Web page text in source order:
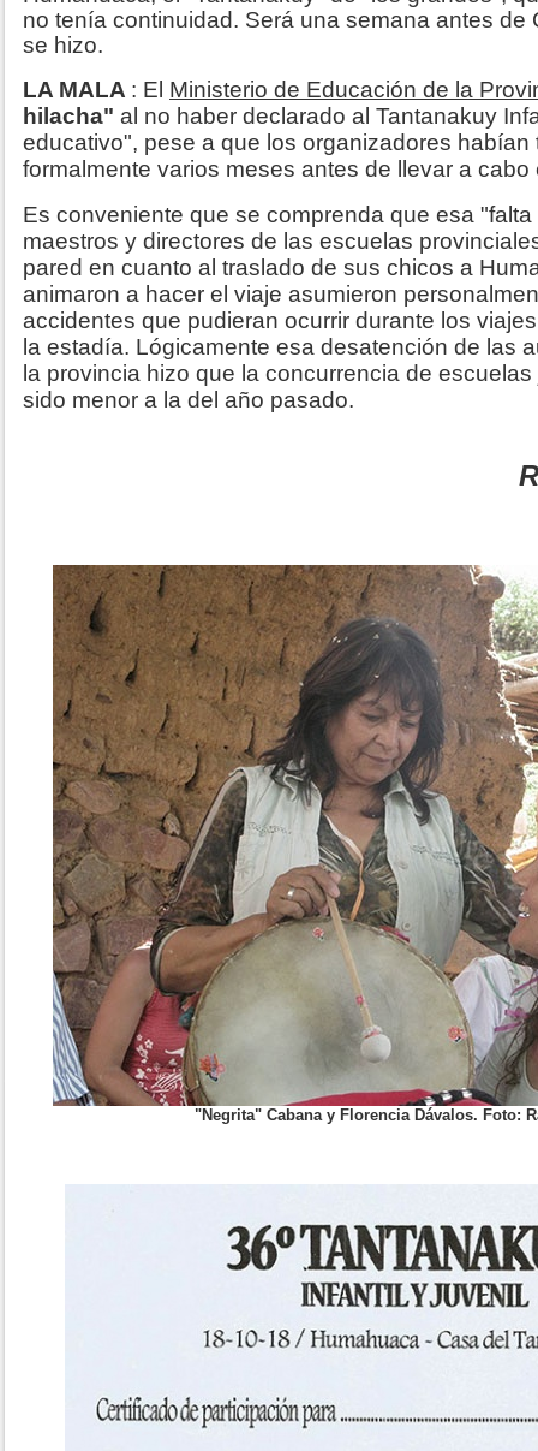
no tenía continuidad. Será una semana antes de
se hizo.
LA MALA : El Ministerio de Educación de la
hilacha" al no haber declarado al Tantanakuy
educativo", pese a que los organizadores
formalmente varios meses antes de llevar a cabo
Es conveniente que se comprenda que esa
maestros y directores de las escuelas
pared en cuanto al traslado de sus chicos a
animaron a hacer el viaje asumieron
accidentes que pudieran ocurrir durante los
la estadía. Lógicamente esa desatención de las
la provincia hizo que la concurrencia de
sido menor a la del año pasado.
"Negrita" Cabana y Florencia Dávalos. Foto: